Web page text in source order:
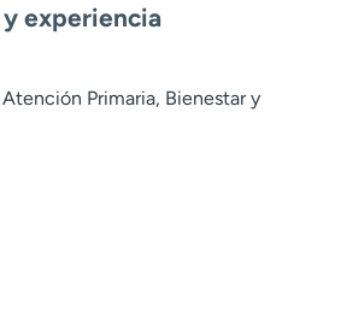
experiencia
Primaria, Bienestar y